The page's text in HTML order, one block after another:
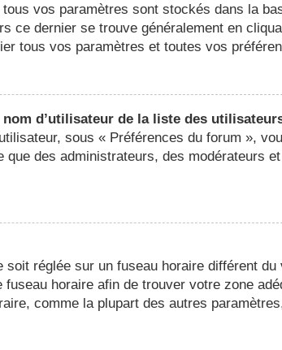
vos paramètres sont stockés dans la
ce dernier se trouve généralement en
tous vos paramètres et toutes vos
d’utilisateur de la liste des
sous « Préférences du forum »,
des administrateurs, des modérateurs
soit réglée sur un fuseau horaire différent
fuseau horaire afin de trouver votre zone
comme la plupart des autres